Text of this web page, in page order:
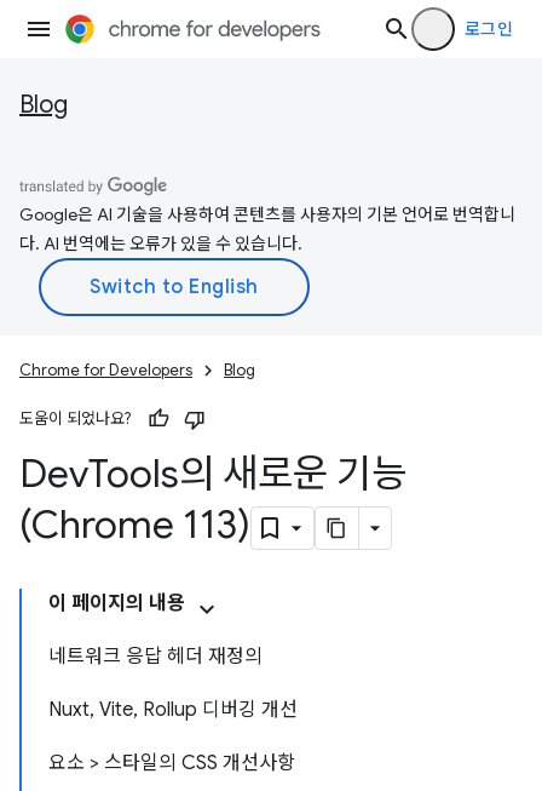
로그인
Blog
Google은 AI 기술을 사용하여 콘텐츠를 사용자의 기본 언어로 번역합니
다. AI 번역에는 오류가 있을 수 있습니다.
Chrome for Developers Blog
도움이 되었나요?
DevTools의 새로운 기능
(Chrome 113)
이 페이지의 내용
네트워크 응답 헤더 재정의
Nuxt, Vite, Rollup 디버깅 개선
요소 > 스타일의 CSS 개선사항